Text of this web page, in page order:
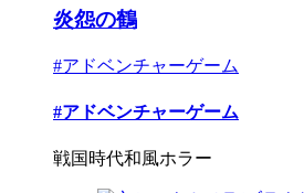
炎怨の鶴
#アドベンチャーゲーム
#アドベンチャーゲーム
戦国時代和風ホラー